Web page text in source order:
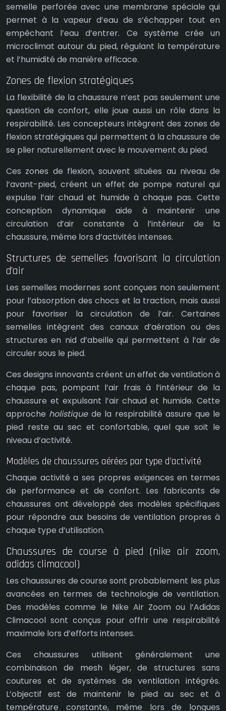
semelle perforée avec une membrane spéciale qui
permet à la vapeur d’eau de s’échapper tout en
empêchant l’eau d’entrer. Ce système crée un
microclimat autour du pied, régulant la température
et l’humidité de manière efficace.
Zones de flexion stratégiques
La flexibilité de la chaussure n’est pas seulement une
question de confort, elle joue aussi un rôle dans la
respirabilité. Les concepteurs intègrent des zones de
flexion stratégiques qui permettent à la chaussure de
se plier naturellement avec le mouvement du pied.
Ces zones de flexion, souvent situées au niveau de
l’avant-pied, créent un effet de pompe naturel qui
expulse l’air chaud et humide à chaque pas. Cette
conception dynamique aide à maintenir une
circulation d’air constante à l’intérieur de la
chaussure, même lors d’activités intenses.
Structures de semelles favorisant la circulation
d’air
Les semelles modernes sont conçues non seulement
pour l’absorption des chocs et la traction, mais aussi
pour favoriser la circulation de l’air. Certaines
semelles intègrent des canaux d’aération ou des
structures en nid d’abeille qui permettent à l’air de
circuler sous le pied.
Ces designs innovants créent un effet de ventilation à
chaque pas, pompant l’air frais à l’intérieur de la
chaussure et expulsant l’air chaud et humide. Cette
approche holistique de la respirabilité assure que le
pied reste au sec et confortable, quel que soit le
niveau d’activité.
Modèles de chaussures aérées par type d’activité
Chaque activité a ses propres exigences en termes
de performance et de confort. Les fabricants de
chaussures ont développé des modèles spécifiques
pour répondre aux besoins de ventilation propres à
chaque type d’utilisation.
Chaussures de course à pied (nike air zoom,
adidas climacool)
Les chaussures de course sont probablement les plus
avancées en termes de technologie de ventilation.
Des modèles comme le Nike Air Zoom ou l’Adidas
Climacool sont conçus pour offrir une respirabilité
maximale lors d’efforts intenses.
Ces chaussures utilisent généralement une
combinaison de mesh léger, de structures sans
coutures et de systèmes de ventilation intégrés.
L’objectif est de maintenir le pied au sec et à
température constante, même lors de longues